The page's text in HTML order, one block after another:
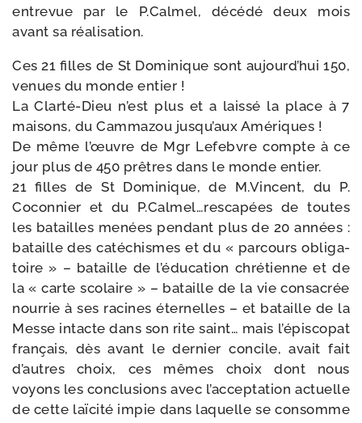
entre­vue par le P.Calmel, décé­dé deux mois
avant sa réalisation.
Ces 21 filles de St Dominique sont aujourd’hui 150,
venues du monde entier !
La Clarté-​Dieu n’est plus et a lais­sé la place à 7
mai­sons, du Cammazou jusqu’aux Amériques !
De même l’œuvre de Mgr Lefebvre compte à ce
jour plus de 450 prêtres dans le monde entier.
21 filles de St Dominique, de M.Vincent, du P.
Coconnier et du P.Calmel…rescapées de toutes
les batailles menées pen­dant plus de 20 années :
bataille des caté­chismes et du « par­cours obli­ga­
toire » – bataille de l’éducation chré­tienne et de
la « carte sco­laire » – bataille de la vie consa­crée
nour­rie à ses racines éter­nelles – et bataille de la
Messe intacte dans son rite saint… mais l’épiscopat
fran­çais, dès avant le der­nier concile, avait fait
d’autres choix, ces mêmes choix dont nous
voyons les conclu­sions avec l’acceptation actuelle
de cette laï­ci­té impie dans laquelle se consomme